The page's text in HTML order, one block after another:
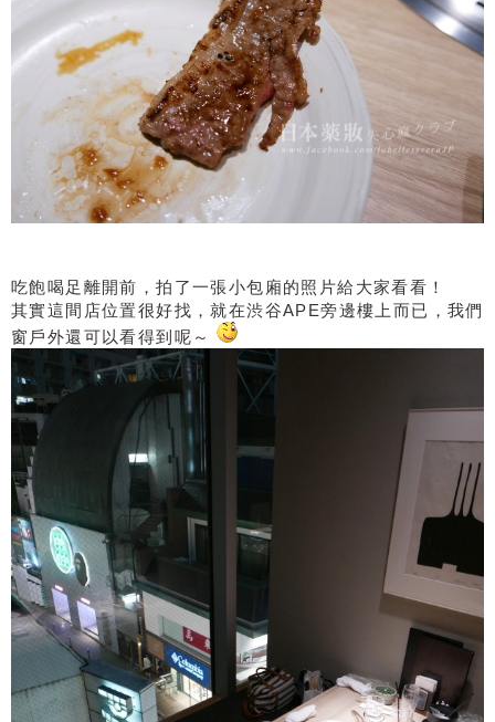
吃飽喝足離開前，拍了一張小包廂的照片給大家看看！
其實這間店位置很好找，就在渋谷APE旁邊樓上而已，我們
窗戶外還可以看得到呢～